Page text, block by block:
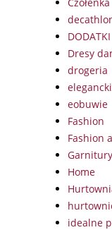
DODATKI
Dresy
drogeria
eobuwie
Fashion
Fashion
Home
idealne